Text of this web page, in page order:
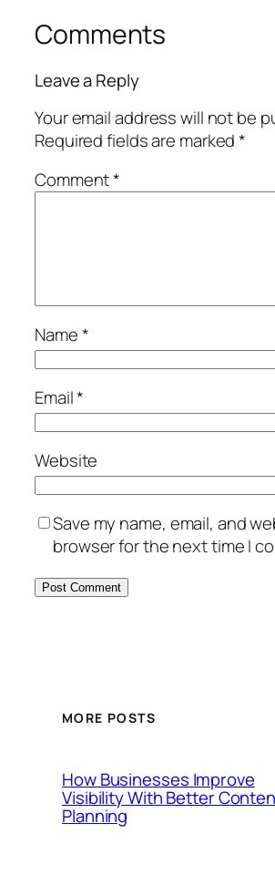
Comments
Leave a Reply
Your email address will not be
Required fields are marked*
Comment*
Name*
Email*
Website
Save my name, email, and
browser for the next time I
MORE POSTS
How Businesses Improve
Visibility With Better
Planning